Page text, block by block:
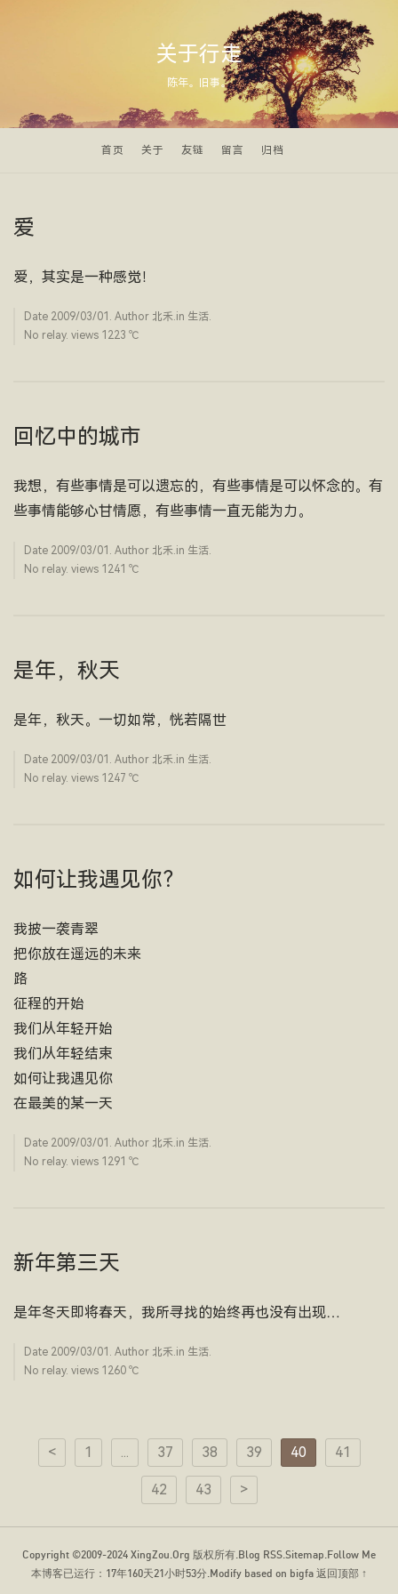
关于行走
陈年。旧事。
首页 关于 友链 留言 归档
爱
爱，其实是一种感觉！
Date 2009/03/01 . Author 北禾.in 生活.
No relay. views 1223 ­℃
回忆中的城市
我想，有些事情是可以遗忘的，有些事情是可以怀念的。有
些事情能够心甘情愿，有些事情一直无能为力。
Date 2009/03/01 . Author 北禾.in 生活.
No relay. views 1241 ­℃
是年，秋天
是年，秋天。一切如常，恍若隔世
Date 2009/03/01 . Author 北禾.in 生活.
No relay. views 1247 ­℃
如何让我遇见你？
我披一袭青翠
把你放在遥远的未来
路
征程的开始
我们从年轻开始
我们从年轻结束
如何让我遇见你
在最美的某一天
Date 2009/03/01 . Author 北禾.in 生活.
No relay. views 1291 ­℃
新年第三天
是年冬天即将春天，我所寻找的始终再也没有出现…
Date 2009/03/01 . Author 北禾.in 生活.
No relay. views 1260 ­℃
< 1 ... 37 38 39 40 41
42 43 >
Copyright ©2009-2024 XingZou.Org 版权所有.Blog RSS.Sitemap.Follow Me
本博客已运行： 17年160天21小时53分.Modify based on bigfa 返回顶部 ↑